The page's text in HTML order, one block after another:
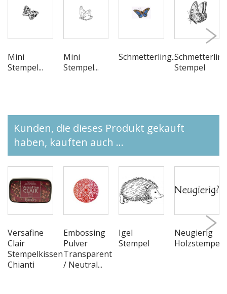
Mini
Stempel...
Mini
Stempel...
Schmetterling...Schmetterling
Stempel
Kunden, die dieses Produkt gekauft
haben, kauften auch ...
Versafine
Clair
Stempelkissen
Chianti
Embossing
Pulver
Transparent
/ Neutral...
Igel
Stempel
Neugierig
Holzstempel